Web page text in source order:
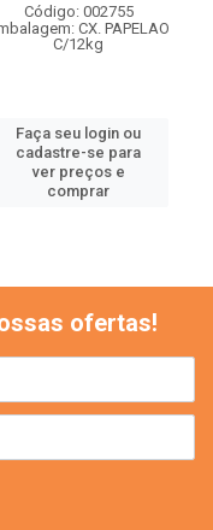
Código: 002755
CX. PAPELAO
C/12kg
Faça seu login ou
cadastre-se para
ver preços e
comprar
ofertas!